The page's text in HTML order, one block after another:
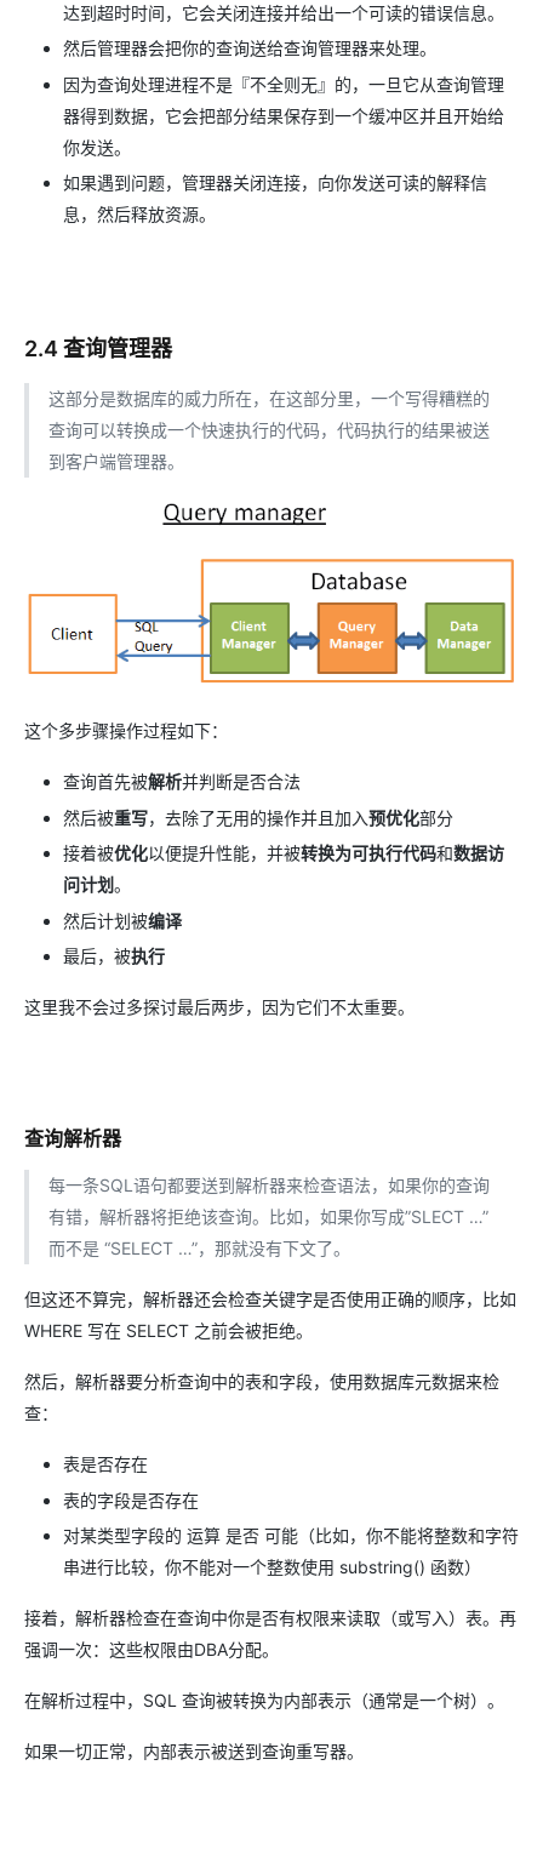
达到超时时间，它会关闭连接并给出一个可读的错误信息。
然后管理器会把你的查询送给查询管理器来处理。
因为查询处理进程不是『不全则无』的，一旦它从查询管理
器得到数据，它会把部分结果保存到一个缓冲区并且开始给
你发送。
如果遇到问题，管理器关闭连接，向你发送可读的解释信
息，然后释放资源。
2.4 查询管理器
这部分是数据库的威力所在，在这部分里，一个写得糟糕的
查询可以转换成一个快速执行的代码，代码执行的结果被送
到客户端管理器。
这个多步骤操作过程如下：
查询首先被解析并判断是否合法
然后被重写，去除了无用的操作并且加入预优化部分
接着被优化以便提升性能，并被转换为可执行代码和数据访
问计划。
然后计划被编译
最后，被执行
这里我不会过多探讨最后两步，因为它们不太重要。
查询解析器
每一条SQL语句都要送到解析器来检查语法，如果你的查询
有错，解析器将拒绝该查询。比如，如果你写成”SLECT …”
而不是 “SELECT …”，那就没有下文了。
但这还不算完，解析器还会检查关键字是否使用正确的顺序，比如
WHERE 写在 SELECT 之前会被拒绝。
然后，解析器要分析查询中的表和字段，使用数据库元数据来检
查：
表是否存在
表的字段是否存在
对某类型字段的 运算 是否 可能（比如，你不能将整数和字符
串进行比较，你不能对一个整数使用 substring() 函数）
接着，解析器检查在查询中你是否有权限来读取（或写入）表。再
强调一次：这些权限由DBA分配。
在解析过程中，SQL 查询被转换为内部表示（通常是一个树）。
如果一切正常，内部表示被送到查询重写器。